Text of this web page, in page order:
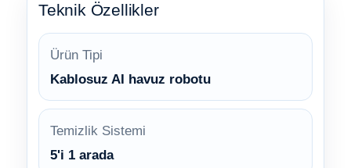
Teknik Özellikler
Ürün Tipi
Kablosuz AI havuz robotu
Temizlik Sistemi
5'i 1 arada